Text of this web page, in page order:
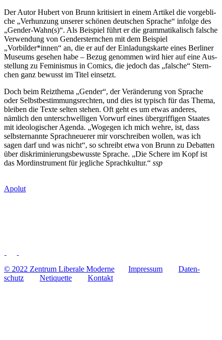
Der Autor Hubert von Brunn kri­ti­siert in einem Artikel die vor­geb­li­
che „Ver­hun­zung unserer schönen deut­schen Sprache“ infolge des
„Gender-Wahn(s)“. Als Bei­spiel führt er die gram­ma­ti­ka­lisch falsche
Ver­wen­dung von Gen­der­stern­chen mit dem Bei­spiel
„Vorbilder*innen“ an, die er auf der Ein­la­dungs­karte eines Ber­li­ner
Museums gesehen habe – Bezug genom­men wird hier auf eine Aus­
stel­lung zu Femi­nis­mus in Comics, die jedoch das „falsche“ Stern­
chen ganz bewusst im Titel einsetzt.
Doch beim Reiz­thema „Gender“, der Ver­än­de­rung von Sprache
oder Selbst­be­stim­mungs­rech­ten, und dies ist typisch für das Thema,
bleiben die Texte selten stehen. Oft geht es um etwas anderes,
nämlich den unter­schwel­li­gen Vorwurf eines über­grif­fi­gen Staates
mit ideo­lo­gi­scher Agenda. „Wogegen ich mich wehre, ist, dass
selbst­er­nannte Sprach­neue­rer mir vor­schrei­ben wollen, was ich
sagen darf und was nicht“, so schreibt etwa von Brunn zu Debat­ten
über dis­kri­mi­nie­rungs­be­wusste Sprache. „Die Schere im Kopf ist
das Mord­in­stru­ment für jeg­li­che Sprach­kul­tur.“ ssp
Apolut
© 2022 Zentrum Libe­rale Moderne Impres­sum
Daten­
schutz
Neti­quette Kontakt